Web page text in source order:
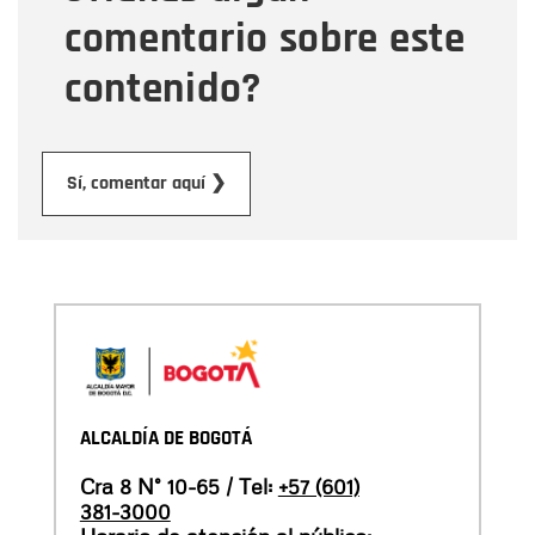
comentario sobre este
contenido?
Sí, comentar aquí ❯
ALCALDÍA DE BOGOTÁ
Cra 8 N° 10-65 / Tel: +57 (601)
381-3000